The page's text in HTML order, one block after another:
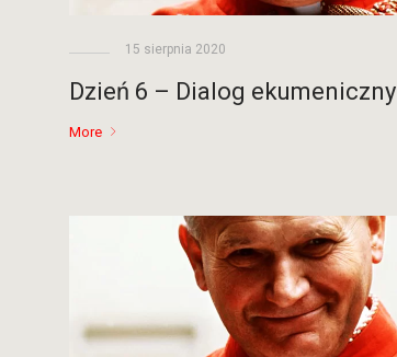
15 sierpnia 2020
Dzień 6 – Dialog ekumeniczny
More